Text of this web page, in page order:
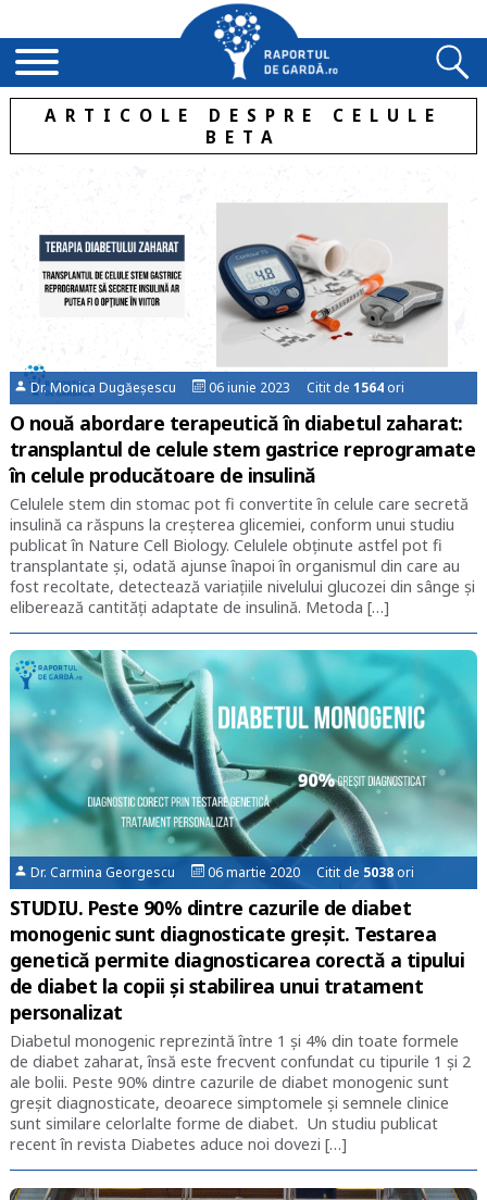
ARTICOLE DESPRE CELULE
BETA
Dr. Monica Dugăeșescu 06 iunie 2023 Citit de1564 ori
O nouă abordare terapeutică în diabetul zaharat:
transplantul de celule stem gastrice reprogramate
în celule producătoare de insulină
Celulele stem din stomac pot fi convertite în celule care secretă
insulină ca răspuns la creșterea glicemiei, conform unui studiu
publicat în Nature Cell Biology. Celulele obținute astfel pot fi
transplantate și, odată ajunse înapoi în organismul din care au
fost recoltate, detectează variațiile nivelului glucozei din sânge și
eliberează cantități adaptate de insulină. Metoda […]
Dr. Carmina Georgescu 06 martie 2020 Citit de 5038ori
STUDIU. Peste 90% dintre cazurile de diabet
monogenic sunt diagnosticate greșit. Testarea
genetică permite diagnosticarea corectă a tipului
de diabet la copii și stabilirea unui tratament
personalizat
Diabetul monogenic reprezintă între 1 și 4% din toate formele
de diabet zaharat, însă este frecvent confundat cu tipurile 1 și 2
ale bolii. Peste 90% dintre cazurile de diabet monogenic sunt
greșit diagnosticate, deoarece simptomele și semnele clinice
sunt similare celorlalte forme de diabet. Un studiu publicat
recent în revista Diabetes aduce noi dovezi […]